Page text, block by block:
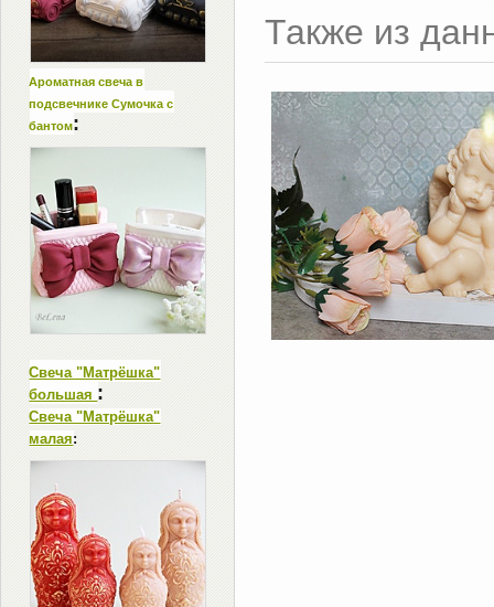
Также из
Ароматная свеча в
подсвечнике Сумочка с
бантом:
Свеча "Матрёшка"
большая :
Свеча "Матрёшка"
малая: